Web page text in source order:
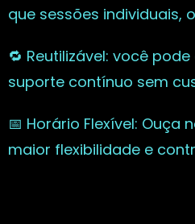
que sessões individuais,
🔁 Reutilizável: você
suporte contínuo sem
📅 Horário Flexível:
maior flexibilidade e